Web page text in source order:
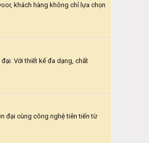
khách hàng không chỉ lựa chọn
Với thiết kế đa dạng, chất
đại cùng công nghệ tiên tiến từ